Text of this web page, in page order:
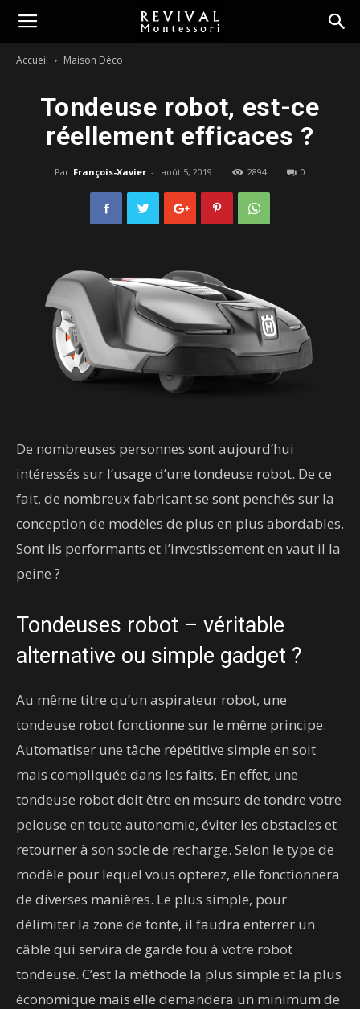
Montessori
Accueil Maison Déco
Tondeuse robot, est-ce
réellement efficaces ?
Par François-Xavier - août 5, 2019 2894 0
De nombreuses personnes sont aujourd’hui
intéressés sur l’usage d’une tondeuse robot. De ce
fait, de nombreux fabricant se sont penchés sur la
conception de modèles de plus en plus abordables.
Sont ils performants et l’investissement en vaut il la
peine ?
Tondeuses robot – véritable
alternative ou simple gadget ?
Au même titre qu’un aspirateur robot, une
tondeuse robot fonctionne sur le même principe.
Automatiser une tâche répétitive simple en soit
mais compliquée dans les faits. En effet, une
tondeuse robot doit être en mesure de tondre votre
pelouse en toute autonomie, éviter les obstacles et
retourner à son socle de recharge. Selon le type de
modèle pour lequel vous opterez, elle fonctionnera
de diverses manières. Le plus simple, pour
délimiter la zone de tonte, il faudra enterrer un
câble qui servira de garde fou à votre robot
tondeuse. C’est la méthode la plus simple et la plus
économique mais elle demandera un minimum de